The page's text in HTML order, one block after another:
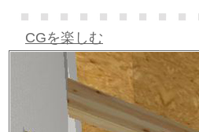
CGを楽しむ